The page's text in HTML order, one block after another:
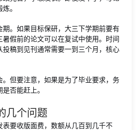
。
期。如果目标保研，大三下学期前要有
暑假前的论文可以在复试中使用。时间
投稿到见刊通常需要一到三个月，核心
。但要注意，如果是为了毕业要求，务
否能赶上。
几个问题
表要收版面费，数额从几百到几千不